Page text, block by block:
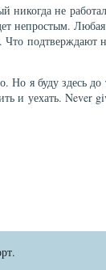
никогда не
непростым.
подтверждают
Но я буду здесь
и уехать. Never